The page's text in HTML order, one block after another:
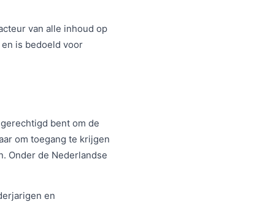
van alle inhoud op
en is bedoeld voor
bent om de
om toegang te krijgen
Onder de Nederlandse
en